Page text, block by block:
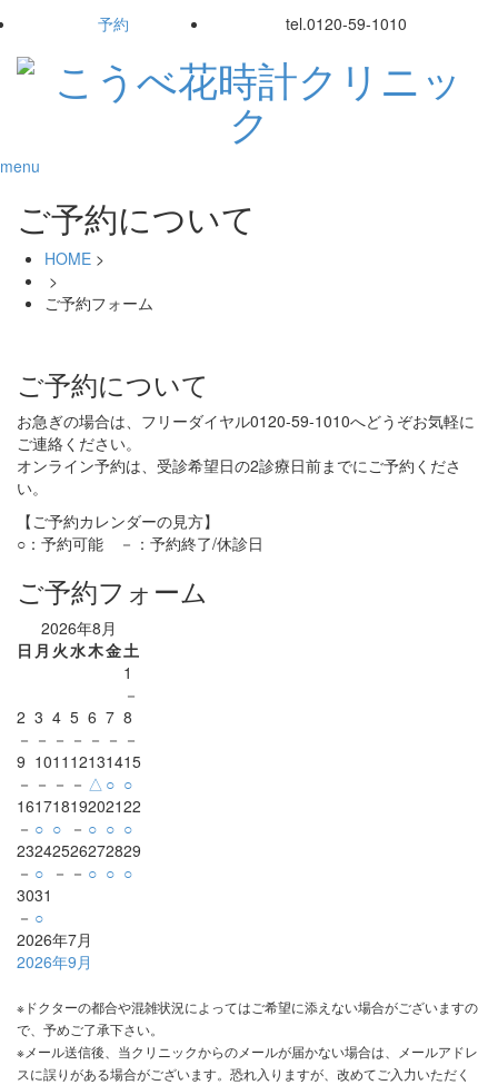
予約 tel.0120-59-1010
menu
ご予約について
HOME >
>
ご予約フォーム
ご予約について
お急ぎの場合は、フリーダイヤル0120-59-1010へどうぞお気軽に
ご連絡ください。
オンライン予約は、受診希望日の2診療日前までにご予約くださ
い。
【ご予約カレンダーの見方】
○：予約可能 －：予約終了/休診日
ご予約フォーム
2026年8月
日 月 火水木金土
1
－
2
－
3
－
4
－
5
－
6
－
7
－
8
－
9
－
10
－
11
－
12
－
13
△
14
○
15
○
16
－
17
○
18
○
19
－
20
○
21
○
22
○
23
－
24
○
25
－
26
－
27
○
28
○
29
○
30
－
31
○
2026年7月
2026年9月
※ドクターの都合や混雑状況によってはご希望に添えない場合がございますの
で、予めご了承下さい。
※メール送信後、当クリニックからのメールが届かない場合は、メールアドレ
スに誤りがある場合がございます。恐れ入りますが、改めてご入力いただく